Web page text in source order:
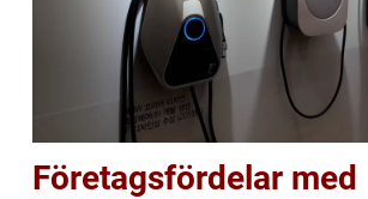
Företagsfördelar med